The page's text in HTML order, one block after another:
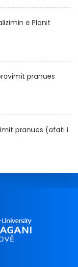
e Planit
pranues
pranues (afati i